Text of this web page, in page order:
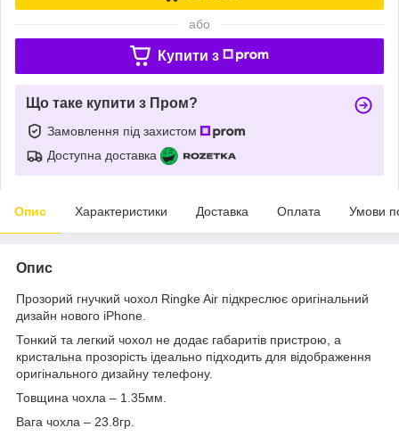
або
Купити з
Що таке купити з Пром?
Замовлення під захистом
Доступна доставка
Опис Характеристики Доставка Оплата Умови
Опис
Прозорий гнучкий чохол Ringke Air підкреслює оригінальний
дизайн нового iPhone.
Тонкий та легкий чохол не додає габаритів пристрою, а
кристальна прозорість ідеально підходить для відображення
оригінального дизайну телефону.
Товщина чохла – 1.35мм.
Вага чохла – 23.8гр.